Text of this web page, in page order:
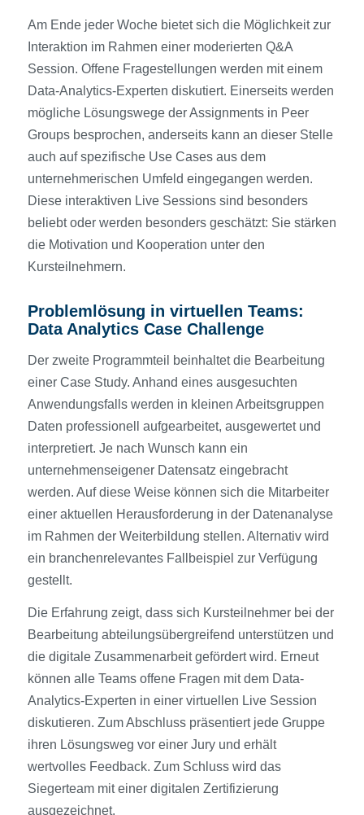
Am Ende jeder Woche bietet sich die Möglichkeit zur
Interaktion im Rahmen einer moderierten Q&A
Session. Offene Fragestellungen werden mit einem
Data-Analytics-Experten diskutiert. Einerseits werden
mögliche Lösungswege der Assignments in Peer
Groups besprochen, anderseits kann an dieser Stelle
auch auf spezifische Use Cases aus dem
unternehmerischen Umfeld eingegangen werden.
Diese interaktiven Live Sessions sind besonders
beliebt oder werden besonders geschätzt: Sie stärken
die Motivation und Kooperation unter den
Kursteilnehmern.
Problemlösung in virtuellen Teams:
Data Analytics Case Challenge
Der zweite Programmteil beinhaltet die Bearbeitung
einer Case Study. Anhand eines ausgesuchten
Anwendungsfalls werden in kleinen Arbeitsgruppen
Daten professionell aufgearbeitet, ausgewertet und
interpretiert. Je nach Wunsch kann ein
unternehmenseigener Datensatz eingebracht
werden. Auf diese Weise können sich die Mitarbeiter
einer aktuellen Herausforderung in der Datenanalyse
im Rahmen der Weiterbildung stellen. Alternativ wird
ein branchenrelevantes Fallbeispiel zur Verfügung
gestellt.
Die Erfahrung zeigt, dass sich Kursteilnehmer bei der
Bearbeitung abteilungsübergreifend unterstützen und
die digitale Zusammenarbeit gefördert wird. Erneut
können alle Teams offene Fragen mit dem Data-
Analytics-Experten in einer virtuellen Live Session
diskutieren. Zum Abschluss präsentiert jede Gruppe
ihren Lösungsweg vor einer Jury und erhält
wertvolles Feedback. Zum Schluss wird das
Siegerteam mit einer digitalen Zertifizierung
ausgezeichnet.